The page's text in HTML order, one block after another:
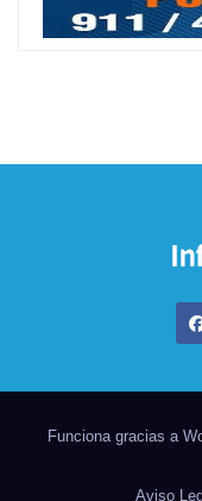
Funciona gracias a
Aviso